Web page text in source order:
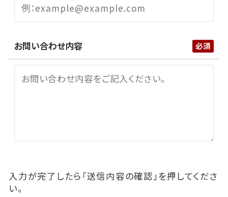
お問い合わせ内容
入力が完了したら「送信内容の確認」を押してくださ
い。